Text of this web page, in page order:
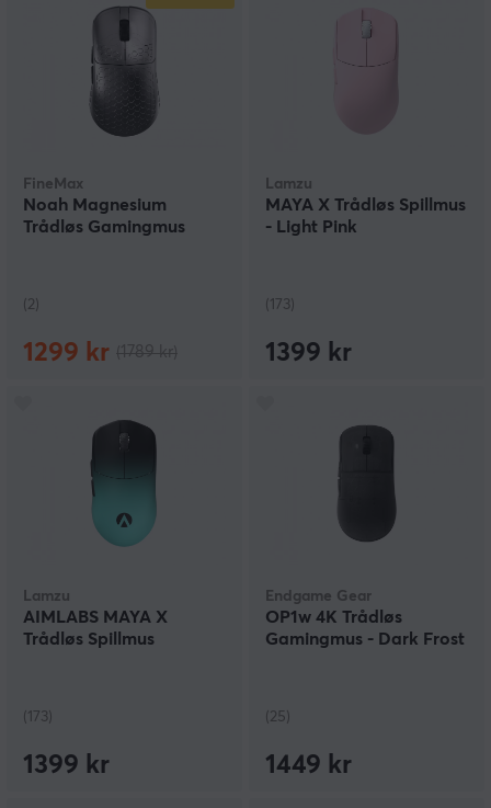
FineMax
Noah Magnesium
Trådløs Gamingmus
(2)
1299 kr
Lamzu
MAYA X Trådløs Spillmus
- Light Pink
(173)
1399 kr
Lamzu
AIMLABS MAYA X
Trådløs Spillmus
(173)
1399 kr
Endgame Gear
OP1w 4K Trådløs
Gamingmus - Dark Frost
(25)
1449 kr